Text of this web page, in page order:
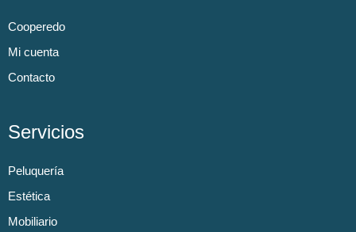
Cooperedo
Mi cuenta
Contacto
Servicios
Peluquería
Estética
Mobiliario